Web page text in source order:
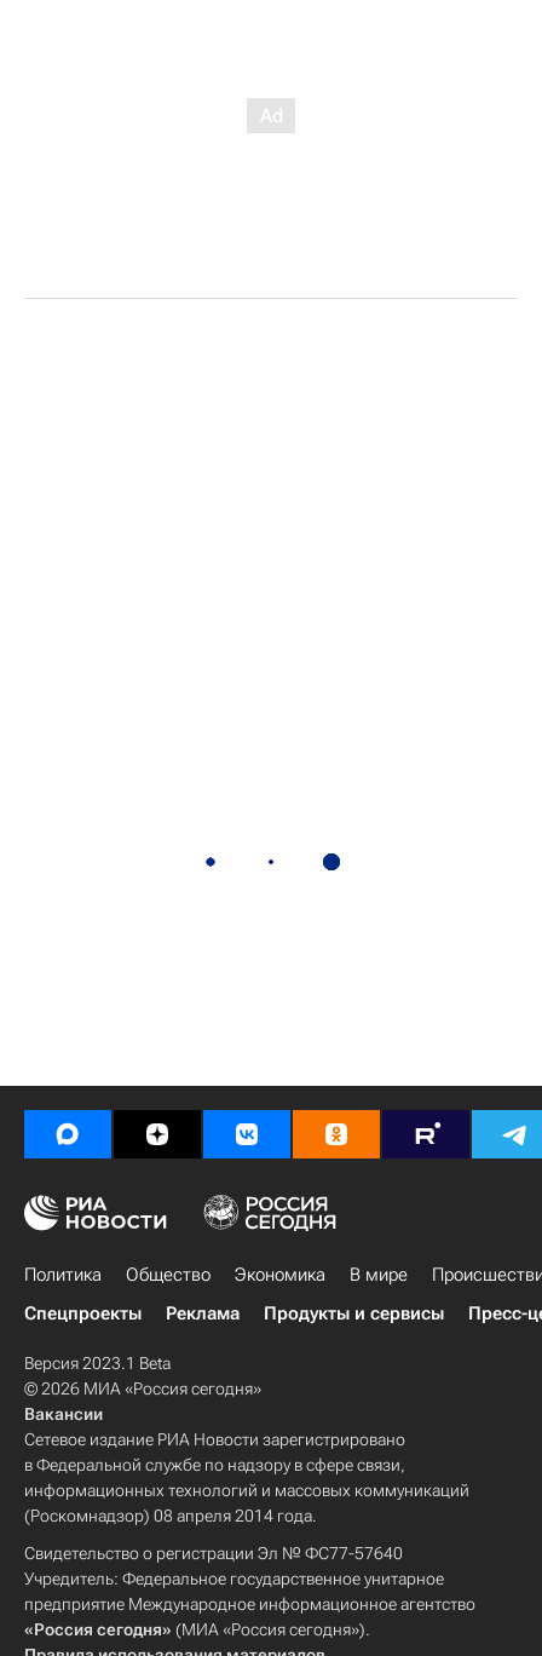
Политика Общество Экономика В мире
Спецпроекты
Реклама Продукты и сервисы Пресс-
Версия 2023.1 Beta
© 2026 МИА «Россия сегодня»
Вакансии
Сетевое издание РИА Новости зарегистрировано
в Федеральной службе по надзору в сфере связи,
информационных технологий и массовых коммуникаций
(Роскомнадзор) 08 апреля 2014 года.
Свидетельство о регистрации Эл № ФС77-57640
Учредитель: Федеральное государственное унитарное
предприятие Международное информационное агентство
«Россия сегодня» (МИА «Россия сегодня»).